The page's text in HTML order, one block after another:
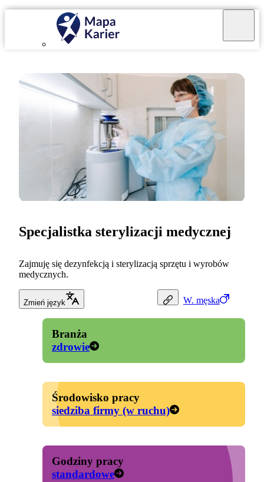
W. męska
Specjalistka sterylizacji medycznej
Zajmuję się dezynfekcją i sterylizacją sprzętu i wyrobów
medycznych.
Zmień język
Branża
zdrowie
Środowisko pracy
siedziba firmy (w ruchu)
Godziny pracy
standardowe